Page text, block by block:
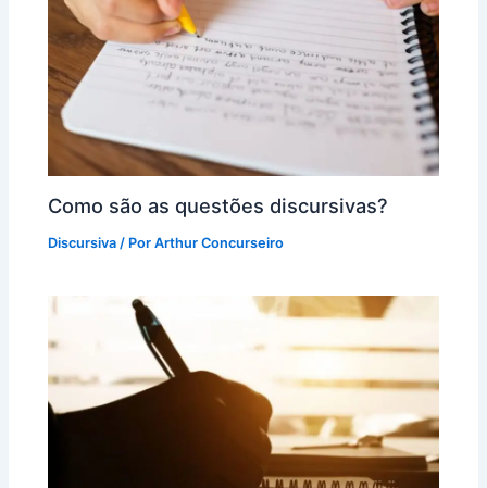
Como são as questões discursivas?
Discursiva / PorArthur Concurseiro